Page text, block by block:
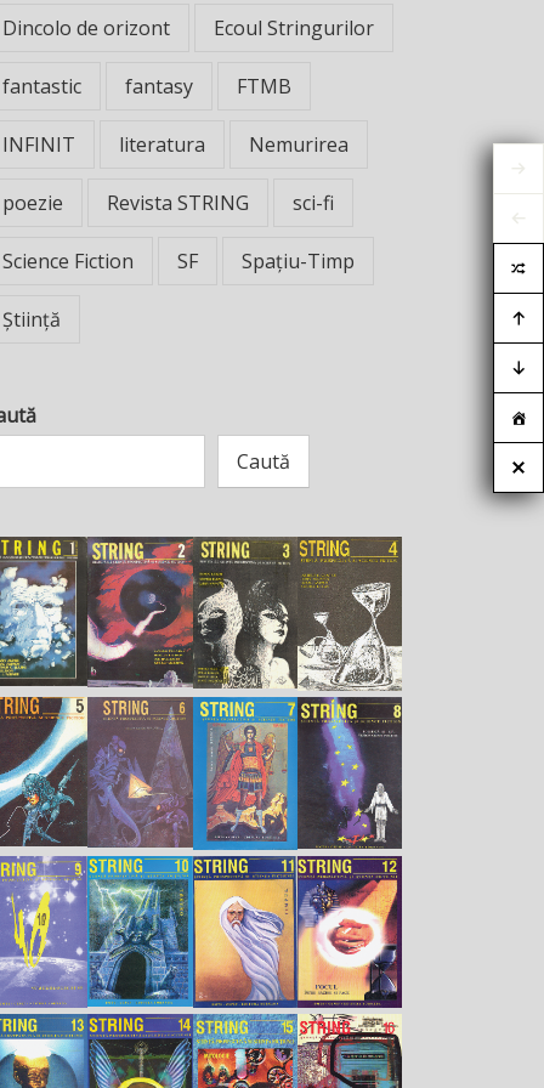
Dincolo de orizont Ecoul Stringurilor
fantastic fantasy FTMB
INFINIT literatura Nemurirea
poezie Revista STRING sci-fi
Science Fiction SF Spațiu-Timp
Știință
Caută